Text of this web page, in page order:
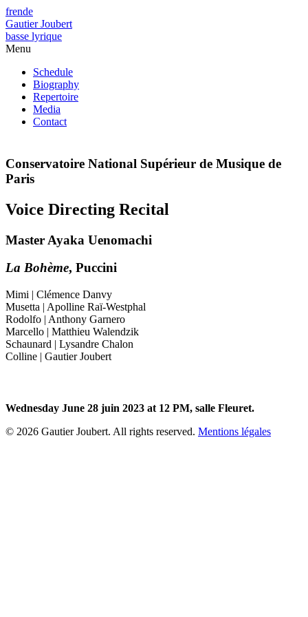
frende
Gautier Joubert
basse lyrique
Menu
Schedule
Biography
Repertoire
Media
Contact
Conservatoire National Supérieur de Musique de
Paris
Voice Directing Recital
Master Ayaka Uenomachi
La Bohème, Puccini
Mimi | Clémence Danvy
Musetta | Apolline Raï-Westphal
Rodolfo | Anthony Garnero
Marcello | Matthieu Walendzik
Schaunard | Lysandre Chalon
Colline | Gautier Joubert
Wednesday June 28 juin 2023 at 12 PM, salle Fleuret.
© 2026 Gautier Joubert. All rights reserved. Mentions légales